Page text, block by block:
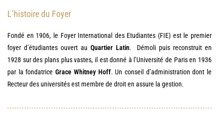
L’histoire du Foyer
Fondé en 1906, le Foyer International des Etudiantes (FIE) est le premier
foyer d’étudiantes ouvert au Quartier Latin. Démoli puis reconstruit en
1928 sur des plans plus vastes, il est donné à l’Université de Paris en 1936
par la fondatriceGrace Whitney Hoff. Un conseil d’administration dont le
Recteur des universités est membre de droit en assure la gestion.